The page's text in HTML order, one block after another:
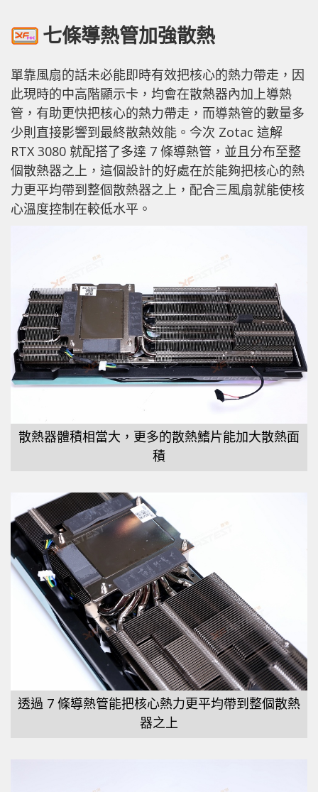
七條導熱管加強散熱
單靠風扇的話未必能即時有效把核心的熱力帶走，因
此現時的中高階顯示卡，均會在散熱器內加上導熱
管，有助更快把核心的熱力帶走，而導熱管的數量多
少則直接影響到最終散熱效能。今次 Zotac 這解
RTX 3080 就配搭了多達 7 條導熱管，並且分布至整
個散熱器之上，這個設計的好處在於能夠把核心的熱
力更平均帶到整個散熱器之上，配合三風扇就能使核
心溫度控制在較低水平。
散熱器體積相當大，更多的散熱鰭片能加大散熱面
積
透過 7 條導熱管能把核心熱力更平均帶到整個散熱
器之上